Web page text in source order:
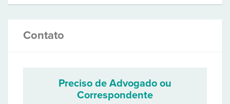
Contato
Preciso de Advogado ou
Correspondente